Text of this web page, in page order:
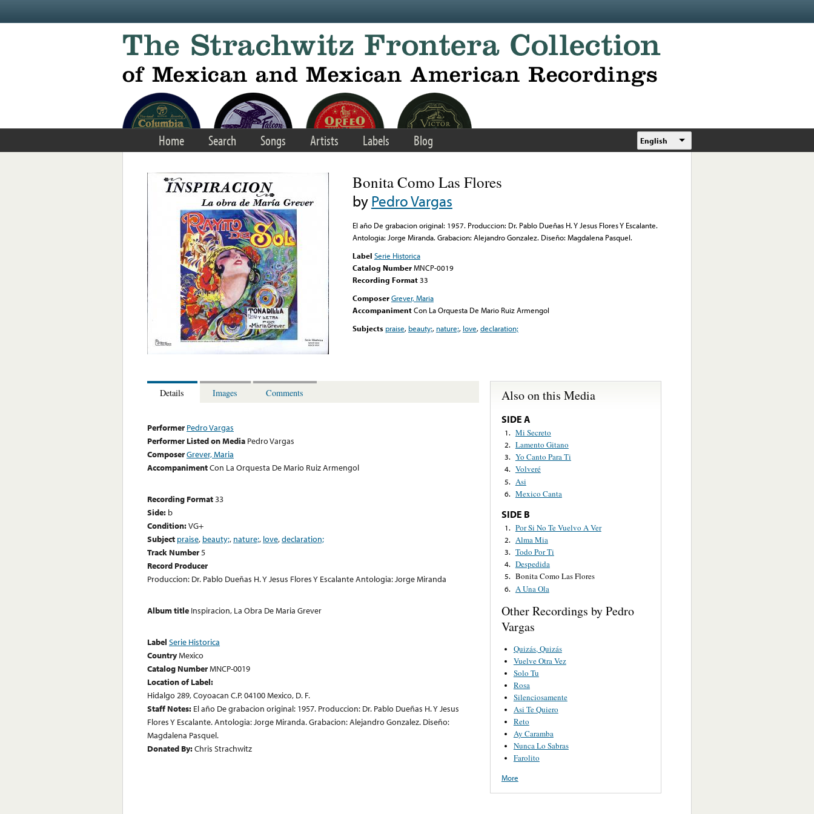
Home Search Songs Artists Labels Blog English
Bonita Como Las Flores
byPedro Vargas
El año De grabacion original: 1957. Produccion: Dr. Pablo Dueñas H. Y Jesus Flores Y Escalante.
Antologia: Jorge Miranda. Grabacion: Alejandro Gonzalez. Diseño: Magdalena Pasquel.
Label Serie Historica
Catalog NumberMNCP-0019
Recording Format33
ComposerGrever, Maria
AccompanimentCon La Orquesta De Mario Ruiz Armengol
Subjects praise, beauty;, nature;, love,declaration;
Details Images Comments
Performer Pedro Vargas
Performer Listed on Media Pedro Vargas
ComposerGrever, Maria
AccompanimentCon La Orquesta De Mario Ruiz Armengol
Recording Format33
Side: b
Condition:VG+
Subject praise, beauty;, nature;, love,declaration;
Track Number5
Record Producer
Produccion: Dr. Pablo Dueñas H. Y Jesus Flores Y Escalante Antologia: Jorge Miranda
Album title Inspiracion, La Obra De Maria Grever
Label Serie Historica
CountryMexico
Catalog NumberMNCP-0019
Location of Label:
Hidalgo 289, Coyoacan C.P. 04100 Mexico, D. F.
Staff Notes: El año De grabacion original: 1957. Produccion: Dr. Pablo Dueñas H. Y Jesus
Flores Y Escalante. Antologia: Jorge Miranda. Grabacion: Alejandro Gonzalez. Diseño:
Magdalena Pasquel.
Donated By:Chris Strachwitz
Also on this Media
SIDE A
1. Mi Secreto
2. Lamento Gitano
3. Yo Canto Para Ti
4. Volveré
5. Asi
6. Mexico Canta
SIDE B
1. Por Si No Te Vuelvo A Ver
2. Alma Mia
3. Todo Por Ti
4. Despedida
5. Bonita Como Las Flores
6. A Una Ola
Other Recordings by Pedro
Vargas
Quizás, Quizás
Vuelve Otra Vez
Solo Tu
Rosa
Silenciosamente
Asi Te Quiero
Reto
Ay Caramba
Nunca Lo Sabras
Farolito
More